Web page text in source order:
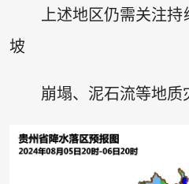
上述地区仍需关注
坡
崩塌、泥石流等地质